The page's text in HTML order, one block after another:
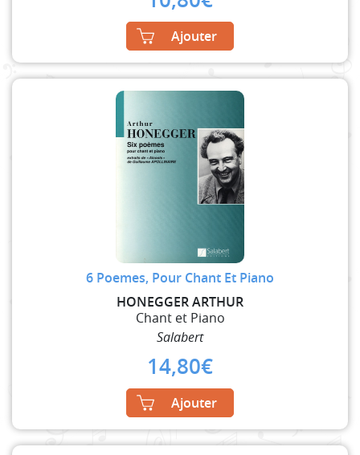
Ajouter
6 Poemes, Pour Chant Et Piano
HONEGGER ARTHUR
Chant et Piano
Salabert
14,80€
Ajouter